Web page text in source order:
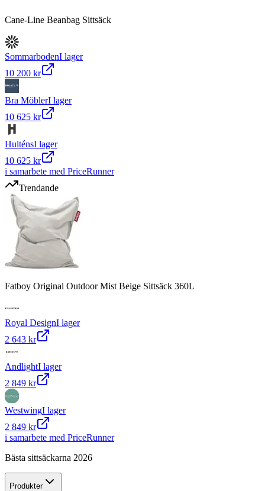
Cane-Line Beanbag Sittsäck
SommarbodenI lager
10 200 kr
Bra MöblerI lager
10 625 kr
HulténsI lager
10 625 kr
i samarbete med PriceRunner
Trendande
Fatboy Original Outdoor Mist Beige Sittsäck 360L
Royal DesignI lager
2 643 kr
AndlightI lager
2 849 kr
WestwingI lager
2 849 kr
i samarbete med PriceRunner
Bästa sittsäckarna 2026
Produkter